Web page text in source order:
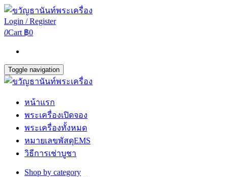
Login / Register
0Cart ฿0
Toggle navigation
หน้าแรก
พระเครื่องเปิดจอง
พระเครื่องทั้งหมด
หมายเลขพัสดุEMS
วิธีการเช่าบูชา
Shop by category